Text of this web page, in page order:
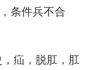
条件兵不合
疝，脱肛，肛